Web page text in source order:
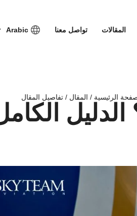
المقالات تواصل معنا Arabic
الرئيسية / المقال / تفاصيل المقال